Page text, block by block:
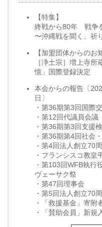
【特集】
終戦から80年 戦争
〜沖縄戦を聞く、祈
【加盟団体からのお
［浄土宗］増上寺
憶」国際登録決定
本会からの報告〔
日〕
・第36期第3回国際
・第12回代議員会議
・第36期第3回支援
・第36期第4回社会
・第4回法人創立70
・フランシスコ教皇
・第103回WFB執行
ヴェーサク祭
・第47回理事会
・第5回法人創立70
・「救援基金」寄附
・「賛助会員」新規